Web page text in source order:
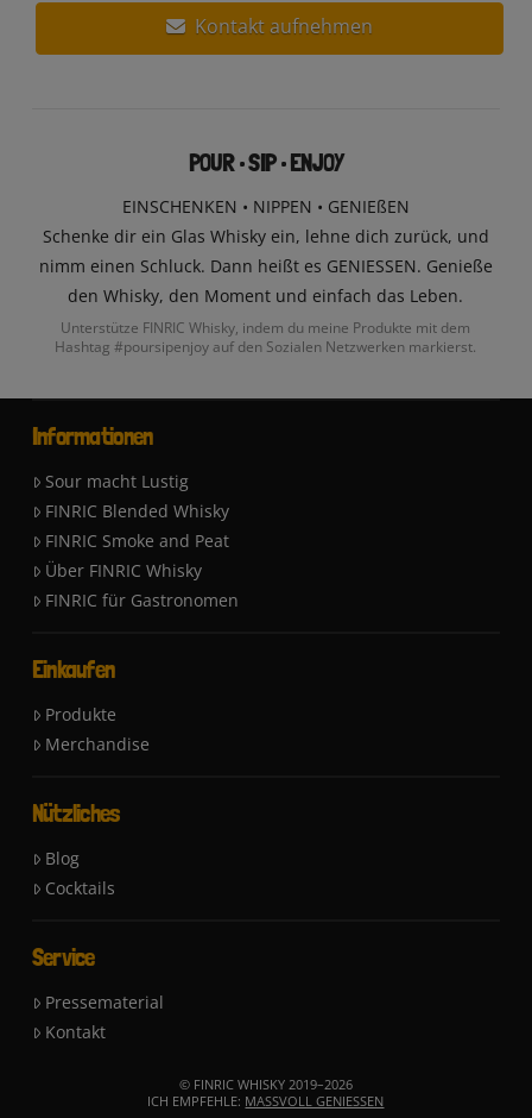
Kontakt aufnehmen
POUR • SIP • ENJOY
EINSCHENKEN • NIPPEN • GENIEßEN
Schenke dir ein Glas Whisky ein, lehne dich zurück, und
nimm einen Schluck. Dann heißt es GENIESSEN. Genieße
den Whisky, den Moment und einfach das Leben.
Unterstütze FINRIC Whisky, indem du meine Produkte mit dem
Hashtag #poursipenjoy auf den Sozialen Netzwerken markierst.
Informationen
Sour macht Lustig
FINRIC Blended Whisky
FINRIC Smoke and Peat
Über FINRIC Whisky
FINRIC für Gastronomen
Einkaufen
Produkte
Merchandise
Nützliches
Blog
Cocktails
Service
Pressematerial
Kontakt
© FINRIC WHISKY 2019–2026
ICH EMPFEHLE: MASSVOLL GENIESSEN